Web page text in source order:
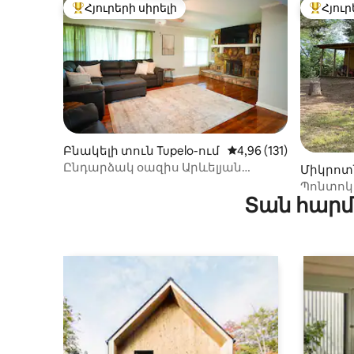
Հյուրերի սիրելի լավագույն տները
Հյուրերի սիրելի
Բնակելի տուն Tupelo-ում Միջին վարկանիշը՝
4,96 (131)
Ընդարձակ օազիս Արևելյան
Տան